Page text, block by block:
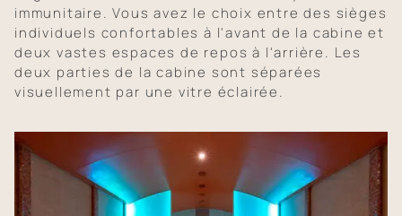
immunitaire. Vous avez le choix entre des sièges
individuels confortables à l'avant de la cabine et
deux vastes espaces de repos à l'arrière. Les
deux parties de la cabine sont séparées
visuellement par une vitre éclairée.